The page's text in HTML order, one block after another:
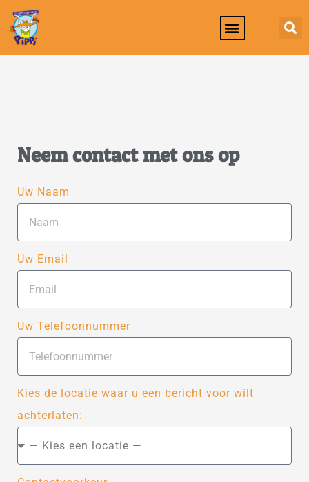
Neem contact met ons op
Uw Naam
Uw Email
Uw Telefoonnummer
Kies de locatie waar u een bericht voor wilt
achterlaten: